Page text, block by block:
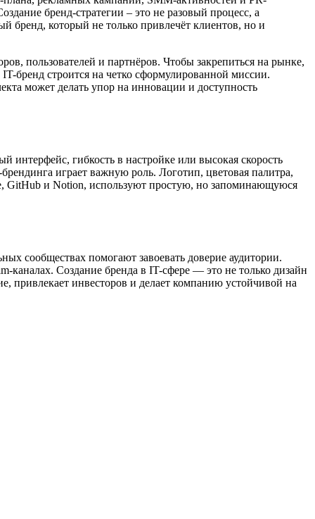
бренд-стратегии – это не разовый процесс, а
бренд, который не только привлечёт клиентов, но и
пользователей и партнёров. Чтобы закрепиться на рынке,
бренд строится на четко сформулированной миссии.
может делать упор на инновации и доступность
интерфейс, гибкость в настройке или высокая скорость
играет важную роль. Логотип, цветовая палитра,
GitHub и Notion, используют простую, но запоминающуюся
сообществах помогают завоевать доверие аудитории.
Создание бренда в IT-сфере — это не только дизайн
привлекает инвесторов и делает компанию устойчивой на